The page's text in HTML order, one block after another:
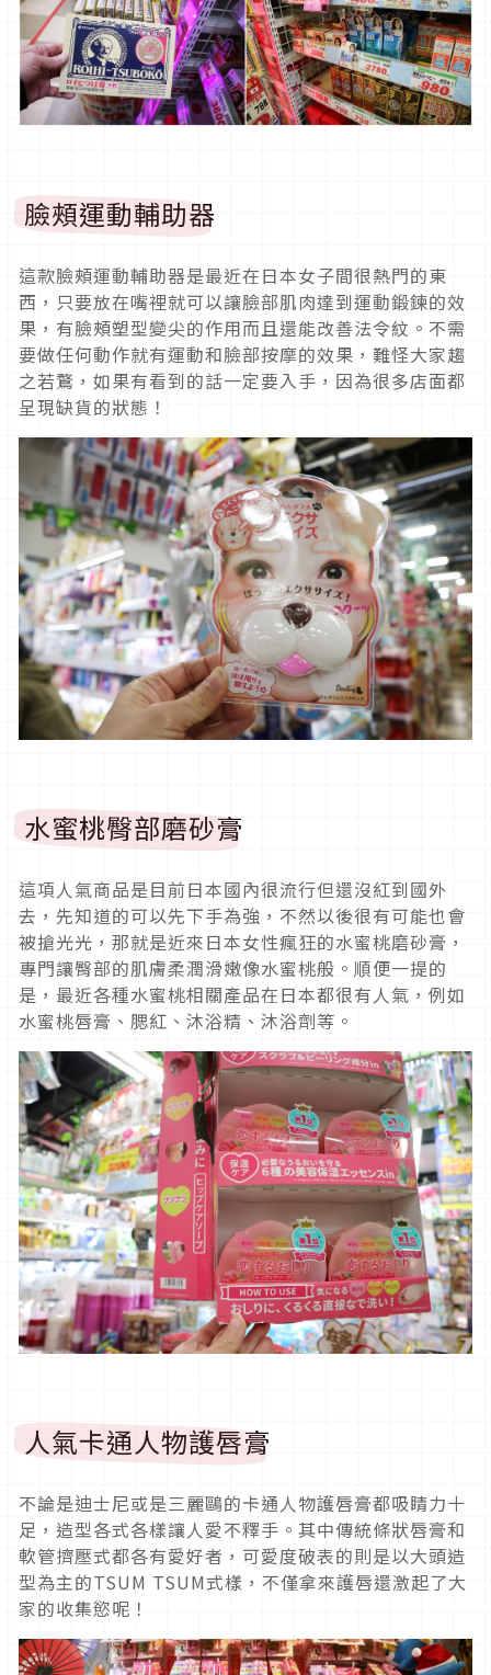
臉頰運動輔助器
這款臉頰運動輔助器是最近在日本女子間很熱門的東
西，只要放在嘴裡就可以讓臉部肌肉達到運動鍛鍊的效
果，有臉頰塑型變尖的作用而且還能改善法令紋。不需
要做任何動作就有運動和臉部按摩的效果，難怪大家趨
之若鶩，如果有看到的話一定要入手，因為很多店面都
呈現缺貨的狀態！
水蜜桃臀部磨砂膏
這項人氣商品是目前日本國內很流行但還沒紅到國外
去，先知道的可以先下手為強，不然以後很有可能也會
被搶光光，那就是近來日本女性瘋狂的水蜜桃磨砂膏，
專門讓臀部的肌膚柔潤滑嫩像水蜜桃般。順便一提的
是，最近各種水蜜桃相關產品在日本都很有人氣，例如
水蜜桃唇膏、腮紅、沐浴精、沐浴劑等。
人氣卡通人物護唇膏
不論是迪士尼或是三麗鷗的卡通人物護唇膏都吸睛力十
足，造型各式各樣讓人愛不釋手。其中傳統條狀唇膏和
軟管擠壓式都各有愛好者，可愛度破表的則是以大頭造
型為主的TSUM TSUM式樣，不僅拿來護唇還激起了大
家的收集慾呢！